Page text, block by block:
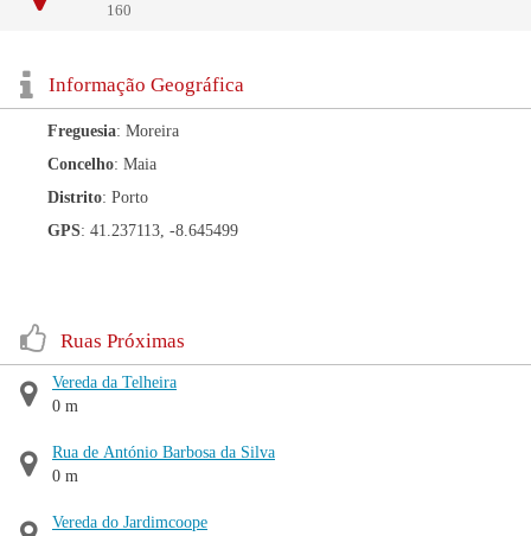
160
Informação Geográfica
Freguesia: Moreira
Concelho: Maia
Distrito: Porto
GPS: 41.237113, -8.645499
Ruas Próximas
Vereda da Telheira
0 m
Rua de António Barbosa da Silva
0 m
Vereda do Jardimcoope